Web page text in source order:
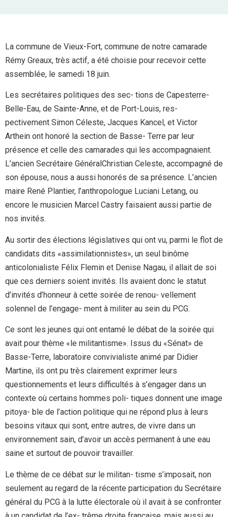
La commune de Vieux-Fort, commune de notre camarade
Rémy Greaux, très actif, a été choisie pour recevoir cette
assemblée, le samedi 18 juin.
Les secrétaires politiques des sec- tions de Capesterre-
Belle-Eau, de Sainte-Anne, et de Port-Louis, res-
pectivement Simon Céleste, Jacques Kancel, et Victor
Arthein ont honoré la section de Basse- Terre par leur
présence et celle des camarades qui les accompagnaient.
L’ancien Secrétaire GénéralChristian Celeste, accompagné de
son épouse, nous a aussi honorés de sa présence. L’ancien
maire René Plantier, l’anthropologue Luciani Letang, ou
encore le musicien Marcel Castry faisaient aussi partie de
nos invités.
Au sortir des élections législatives qui ont vu, parmi le flot de
candidats dits «assimilationnistes», un seul binôme
anticolonialiste Félix Flemin et Denise Nagau, il allait de soi
que ces derniers soient invités. Ils avaient donc le statut
d’invités d’honneur à cette soirée de renou- vellement
solennel de l’engage- ment à militer au sein du PCG.
Ce sont les jeunes qui ont entamé le débat de la soirée qui
avait pour thème «le militantisme». Issus du «Sénat» de
Basse-Terre, laboratoire convivialiste animé par Didier
Martine, ils ont pu très clairement exprimer leurs
questionnements et leurs difficultés à s’engager dans un
contexte où certains hommes poli- tiques donnent une image
pitoya- ble de l’action politique qui ne répond plus à leurs
besoins vitaux qui sont, entre autres, de vivre dans un
environnement sain, d’avoir un accès permanent à une eau
saine et surtout de pouvoir travailler.
Le thème de ce débat sur le militan- tisme s’imposait, non
seulement au regard de la récente participation du Secrétaire
général du PCG à la lutte électorale où il avait à se confronter